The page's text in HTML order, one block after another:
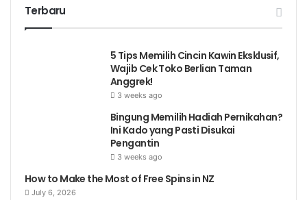
Terbaru
5 Tips Memilih Cincin Kawin Eksklusif,
Wajib Cek Toko Berlian Taman
Anggrek!
3 weeks ago
Bingung Memilih Hadiah Pernikahan?
Ini Kado yang Pasti Disukai
Pengantin
3 weeks ago
How to Make the Most of Free Spins in NZ
July 6, 2026